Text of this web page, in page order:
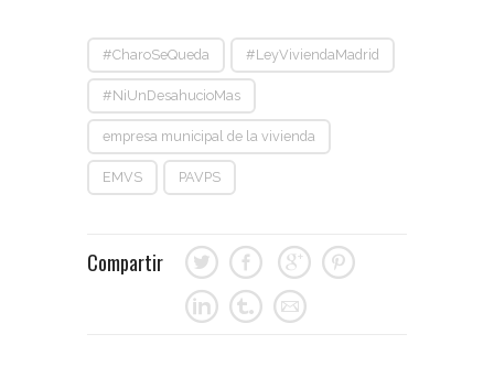
#CharoSeQueda #LeyViviendaMadrid
#NiUnDesahucioMas
empresa municipal de la vivienda
EMVS PAVPS
Compartir